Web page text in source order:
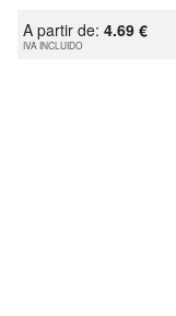
A partir de: 4.69 €
IVA INCLUIDO